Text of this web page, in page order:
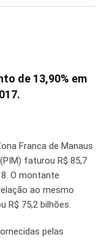
de 13,90% em
Franca de Manaus
faturou R$ 85,7
O montante
ao mesmo
R$ 75,2 bilhões.
pelas